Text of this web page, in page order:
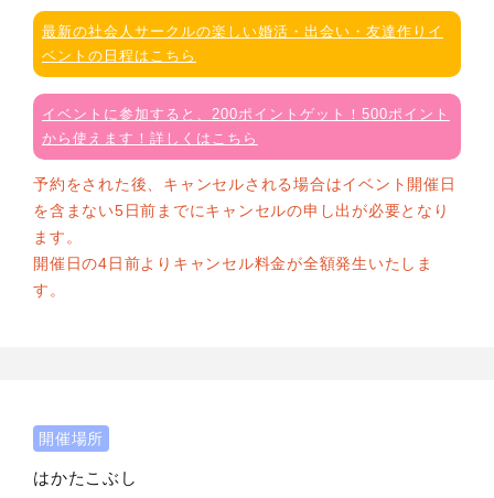
最新の社会人サークルの楽しい婚活・出会い・友達作りイ
ベントの日程はこちら
イベントに参加すると、200ポイントゲット！500ポイント
から使えます！詳しくはこちら
予約をされた後、キャンセルされる場合はイベント開催日
を含まない5日前までにキャンセルの申し出が必要となり
ます。
開催日の4日前よりキャンセル料金が全額発生いたしま
す。
開催場所
はかたこぶし